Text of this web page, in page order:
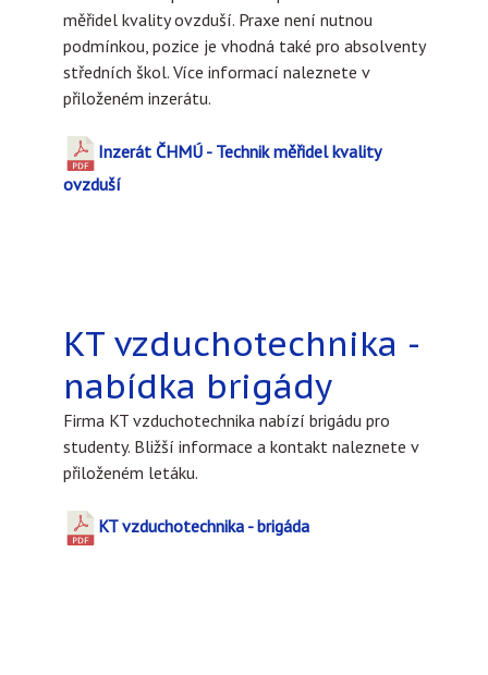
měřidel kvality ovzduší. Praxe není nutnou
podmínkou, pozice je vhodná také pro absolventy
středních škol. Více informací naleznete v
přiloženém inzerátu.
Inzerát ČHMÚ - Technik měřidel kvality
ovzduší
KT vzduchotechnika -
nabídka brigády
Firma KT vzduchotechnika nabízí brigádu pro
studenty. Bližší informace a kontakt naleznete v
přiloženém letáku.
KT vzduchotechnika - brigáda